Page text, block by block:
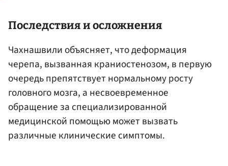
Последствия и осложнения
Чахнашвили объясняет, что деформация
черепа, вызванная краниостенозом, в первую
очередь препятствует нормальному росту
головного мозга, а несвоевременное
обращение за специализированной
медицинской помощью может вызвать
различные клинические симптомы.